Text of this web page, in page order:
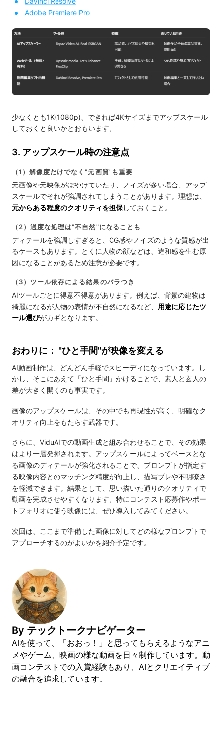
Adobe Premiere Pro
少なくとも1K(1080p)、できれば4Kサイズまでアップスケール
しておくと良いかとおもいます。
3. アップスケール時の注意点
（1）解像度だけでなく"元画質"も重要
元画像や元映像がぼやけていたり、ノイズが多い場合、アップ
スケールでそれが強調されてしまうことがあります。理想は、
元からある程度のクオリティを担保しておくこと。
（2）過度な処理は"不自然"になることも
ディテールを強調しすぎると、CG感やノイズのような質感が出
るケースもあります。とくに人物の顔などは、違和感を生む原
因になることがあるため注意が必要です。
（3）ツール依存による結果のバラつき
AIツールごとに得意不得意があります。例えば、背景の建物は
綺麗になるが人物の表情が不自然になるなど、 用途に応じたツ
ール選びがカギとなります。
おわりに： "ひと手間"が映像を変える
AI動画制作は、どんどん手軽でスピーディになっています。し
かし、そこにあえて「ひと手間」かけることで、素人と玄人の
差が大きく開くのも事実です。
画像のアップスケールは、その中でも再現性が高く、明確なク
オリティ向上をもたらす武器です。
さらに、ViduAIでの動画生成と組み合わせることで、その効果
はより一層発揮されます。アップスケールによってベースとな
る画像のディテールが強化されることで、プロンプトが指定す
る映像内容とのマッチング精度が向上し、描写ブレや不明瞭さ
を軽減できます。結果として、思い描いた通りのクオリティで
動画を完成させやすくなります。特にコンテスト応募作やポー
トフォリオに使う映像には、ぜひ導入してみてください。
次回は、ここまで準備した画像に対してどの様なプロンプトで
アプローチするのがよいかを紹介予定です。
By テックトークナビゲーター
AIを使って、「おおっ！」と思ってもらえるようなアニ
メやゲーム、映画の様な動画を日々制作しています。動
画コンテストでの入賞経験もあり、AIとクリエイティブ
の融合を追求しています。